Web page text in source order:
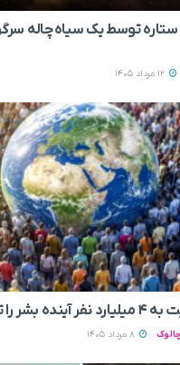
توسط یک سیاه‌چاله
تضمین می‌ کند؟